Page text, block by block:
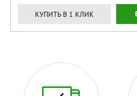
КУПИТЬ В 1 КЛИК